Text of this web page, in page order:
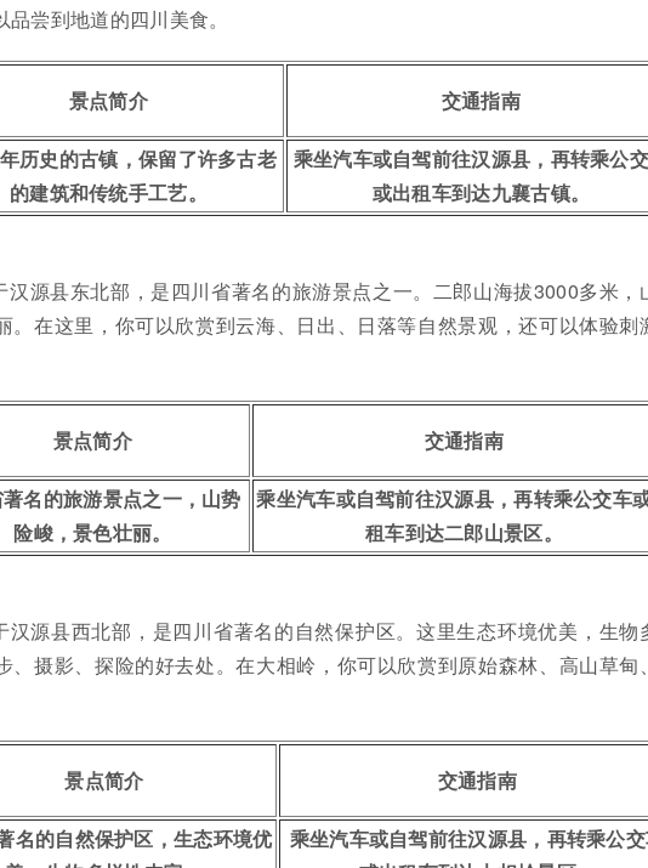
尝到地道的四川美食。
景点简介 交通指南
历史的古镇，保留了许多古老
的建筑和传统手工艺。
乘坐汽车或自驾前往汉源县，再转乘公
或出租车到达九襄古镇。
汉源县东北部，是四川省著名的旅游景点之一。二郎山海拔3000多米，
。在这里，你可以欣赏到云海、日出、日落等自然景观，还可以体验刺
景点简介 交通指南
名的旅游景点之一，山势
险峻，景色壮丽。
乘坐汽车或自驾前往汉源县，再转乘公交车
租车到达二郎山景区。
汉源县西北部，是四川省著名的自然保护区。这里生态环境优美，生物
、摄影、探险的好去处。在大相岭，你可以欣赏到原始森林、高山草甸
景点简介 交通指南
名的自然保护区，生态环境优
乘坐汽车或自驾前往汉源县，再转乘公